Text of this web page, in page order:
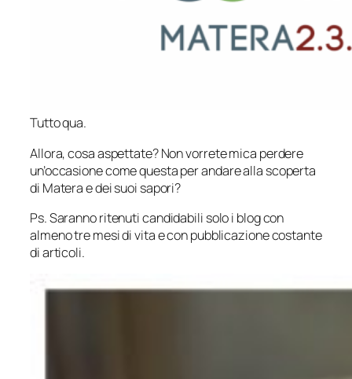
Tutto qua.
Allora, cosa aspettate? Non vorrete mica perdere
un’occasione come questa per andare alla scoperta
di Matera e dei suoi sapori?
Ps.Saranno ritenuti candidabili solo i blog con
almeno tre mesi di vita e con pubblicazione costante
di articoli.